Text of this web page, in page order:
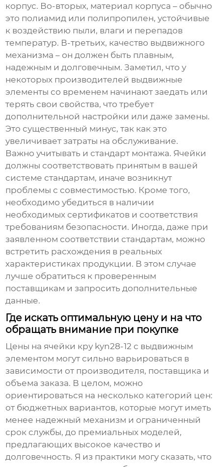
корпус. Во-вторых, материал корпуса – обычно
это полиамид или полипропилен, устойчивые
к воздействию пыли, влаги и перепадов
температур. В-третьих, качество выдвижного
механизма – он должен быть плавным,
надежным и долговечным. Заметил, что у
некоторых производителей выдвижные
элементы со временем начинают заедать или
терять свои свойства, что требует
дополнительной настройки или даже замены.
Это существенный минус, так как это
увеличивает затраты на обслуживание.
Важно учитывать и стандарт монтажа. Ячейки
должны соответствовать принятым в вашей
системе стандартам, иначе возникнут
проблемы с совместимостью. Кроме того,
необходимо убедиться в наличии
необходимых сертификатов и соответствия
требованиям безопасности. Иногда, даже при
заявленном соответствии стандартам, можно
встретить расхождения в реальных
характеристиках продукции. В этом случае
лучше обратиться к проверенным
поставщикам и запросить дополнительные
данные.
Где искать оптимальную цену и на что
обращать внимание при покупке
Цены на ячейки кру kyn28-12 с выдвижным
элементом могут сильно варьироваться в
зависимости от производителя, поставщика и
объема заказа. В целом, можно
ориентироваться на несколько категорий цен:
от бюджетных вариантов, которые могут иметь
менее надежный механизм и ограниченный
срок службы, до премиальных моделей,
предлагающих высокое качество и
долговечность. Я из практики могу сказать, что